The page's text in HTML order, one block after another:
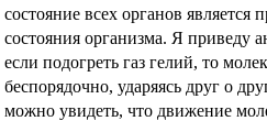
состояние всех органов является
состояния организма. Я приведу
если подогреть газ гелий, то
беспорядочно, ударяясь друг о
можно увидеть, что движение